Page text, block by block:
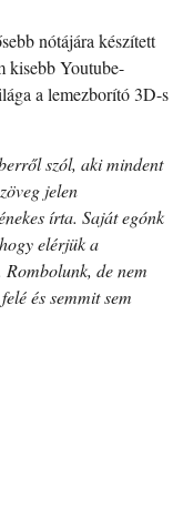
nótájára készített
kisebb Youtube-
a lemezborító 3D-s
szól, aki mindent
jelen
írta. Saját egónk
elérjük a
de nem
és semmit sem